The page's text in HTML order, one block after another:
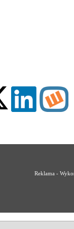
Reklama -